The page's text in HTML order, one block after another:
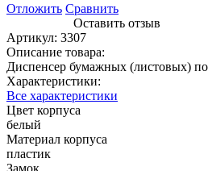
Отложить Сравнить
Оставить отзыв
Артикул: 3307
Описание товара:
Диспенсер бумажных (листовых)
Характеристики:
Все характеристики
Цвет корпуса
белый
Материал корпуса
пластик
Замок